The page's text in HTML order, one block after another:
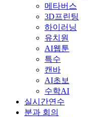
메타버스
3D프린팅
하이러닝
유치원
AI웹툰
특수
캔바
AI초보
수학AI
실시간연수
분과 회의